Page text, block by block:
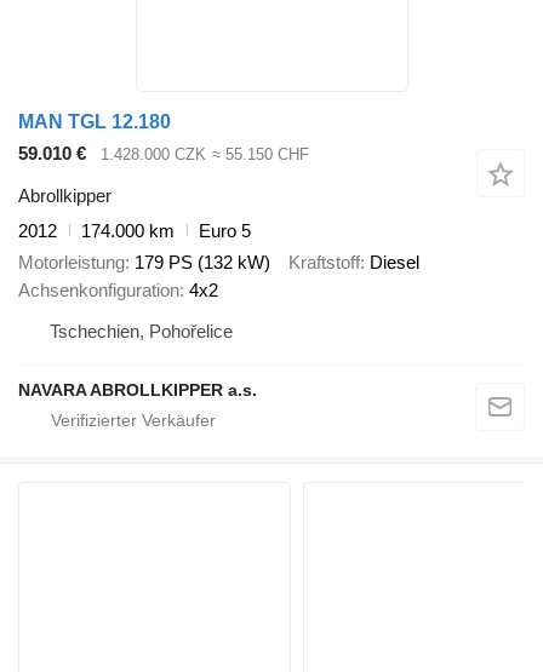
MAN TGL 12.180
59.010 €
1.428.000 CZK ≈ 55.150 CHF
Abrollkipper
2012
174.000 km
Euro 5
Motorleistung 179 PS (132 kW) Kraftstoff Diesel
Achsenkonfiguration 4x2
Tschechien, Pohořelice
NAVARA ABROLLKIPPER a.s.